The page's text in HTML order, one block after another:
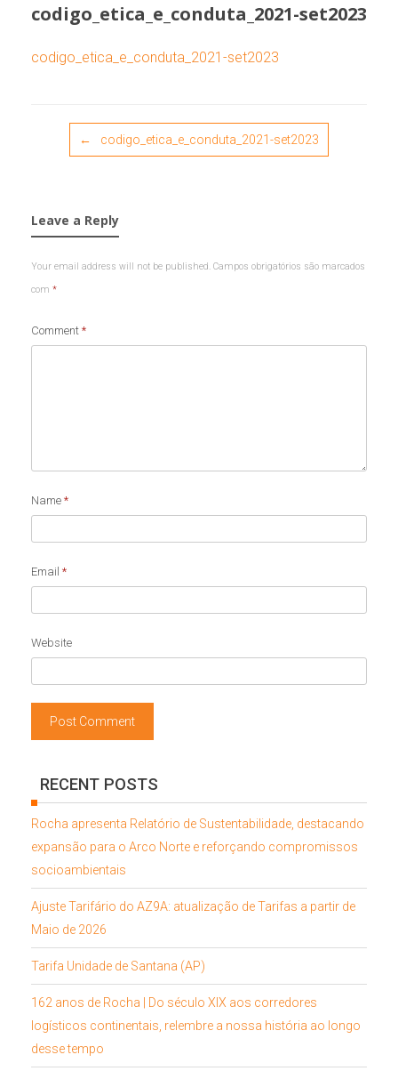
codigo_etica_e_conduta_2021-set2023
codigo_etica_e_conduta_2021-set2023
Post navigation
← codigo_etica_e_conduta_2021-set2023
Leave a Reply
Your email address will not be published. Campos obrigatórios são marcados
com *
Comment *
Name *
Email *
Website
RECENT POSTS
Rocha apresenta Relatório de Sustentabilidade, destacando
expansão para o Arco Norte e reforçando compromissos
socioambientais
Ajuste Tarifário do AZ9A: atualização de Tarifas a partir de
Maio de 2026
Tarifa Unidade de Santana (AP)
162 anos de Rocha | Do século XIX aos corredores
logísticos continentais, relembre a nossa história ao longo
desse tempo